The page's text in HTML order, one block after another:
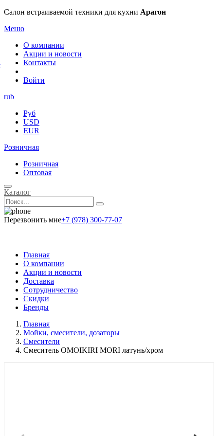
Салон встраиваемой техники для кухни Арагон
Меню
О компании
Акции и новости
Контакты
Войти
rub
Руб
USD
EUR
Розничная
Розничная
Оптовая
Каталог
Перезвонить мне+7 (978) 300-77-07
Главная
О компании
Акции и новости
Доставка
Сотрудничество
Скидки
Бренды
Главная
Мойки, смесители, дозаторы
Смесители
Смеситель OMOIKIRI MORI латунь/хром